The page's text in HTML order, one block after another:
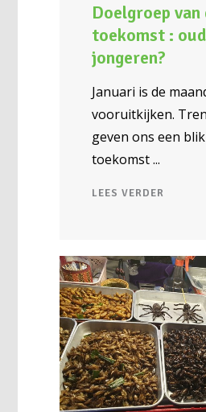
Doelgroep van
toekomst :
jongeren?
Januari is de
vooruitkijken.
geven ons een
toekomst
LEES VERDER